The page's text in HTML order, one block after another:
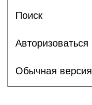
Поиск
Авторизоваться
Обычная версия